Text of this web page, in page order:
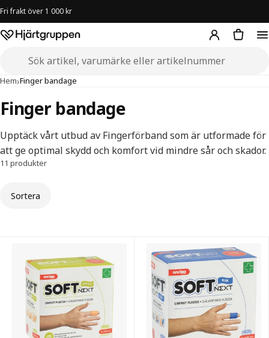
Fri frakt över 1 000 kr
Hjärtgruppen – startsida
Hem›Finger bandage
Finger bandage
Upptäck vårt utbud av Fingerförband som är utformade för
att ge optimal skydd och komfort vid mindre sår och skador.
11 produkter
Sortera
Finger bandage — alla produkter